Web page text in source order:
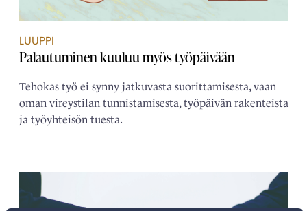
LUUPPI
Palautuminen kuuluu myös työpäivään
Tehokas työ ei synny jatkuvasta suorittamisesta, vaan
oman vireystilan tunnistamisesta, työpäivän rakenteista
ja työyhteisön tuesta.